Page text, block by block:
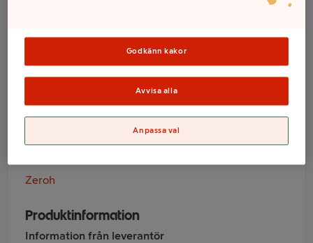
Lightdryck Citrus
Sockerfri 80cl
Zeroh
Zeroh
Produktinformation
Information från leverantör
Godkänn kakor
Avvisa alla
Anpassa val